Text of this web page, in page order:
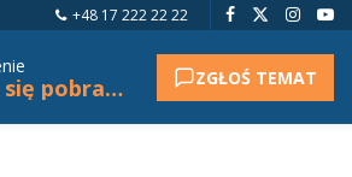
+48 17 222 22 22
Nie udało się pobrać tytułu. ZGŁOŚ TEMAT